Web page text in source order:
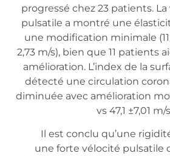
progressé chez 23 patients. La
pulsatile a montré une
une modification minimale
2,73 m/s), bien que 11 patients
amélioration. L’index de la
détecté une circulation
diminuée avec amélioration
vs 47,1 ±7,01 m/
Il est conclu qu’une
une forte vélocité pulsatile